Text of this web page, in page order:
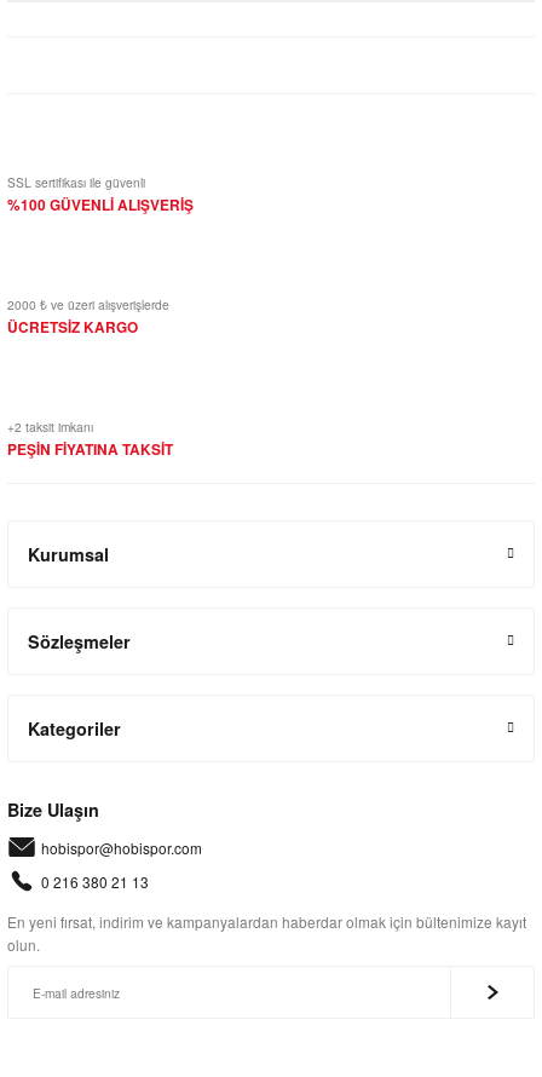
SSL sertifikası ile güvenli
%100 GÜVENLİ ALIŞVERİŞ
2000 ₺ ve üzeri alışverişlerde
ÜCRETSİZ KARGO
+2 taksit imkanı
PEŞİN FİYATINA TAKSİT
Kurumsal
Sözleşmeler
Kategoriler
Bize Ulaşın
hobispor@hobispor.com
0 216 380 21 13
En yeni fırsat, indirim ve kampanyalardan haberdar olmak için bültenimize kayıt
olun.